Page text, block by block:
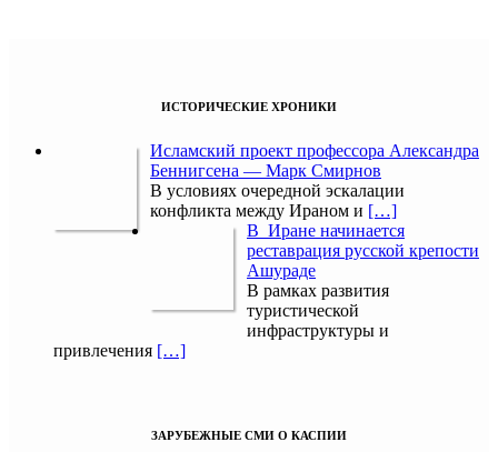
ИСТОРИЧЕСКИЕ ХРОНИКИ
Исламский проект профессора Александра
Беннигсена — Марк Смирнов
В условиях очередной эскалации
конфликта между Ираном и […]
В Иране начинается
реставрация русской крепости
Ашураде
В рамках развития
туристической
инфраструктуры и
привлечения […]
ЗАРУБЕЖНЫЕ СМИ О КАСПИИ